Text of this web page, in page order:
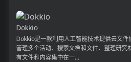
Dokkio
Dokkio是一款利用人工智能技术提供云文件
管理多个活动、搜索文档和文件、整理研究
有文件和内容集中在一...